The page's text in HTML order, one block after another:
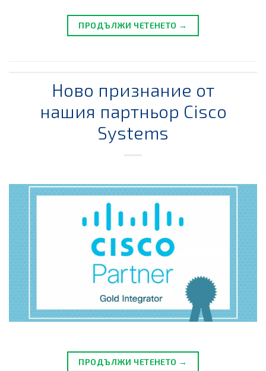
ПРОДЪЛЖИ ЧЕТЕНЕТО →
Ново признание от
нашия партньор Cisco
Systems
ПРОДЪЛЖИ ЧЕТЕНЕТО →